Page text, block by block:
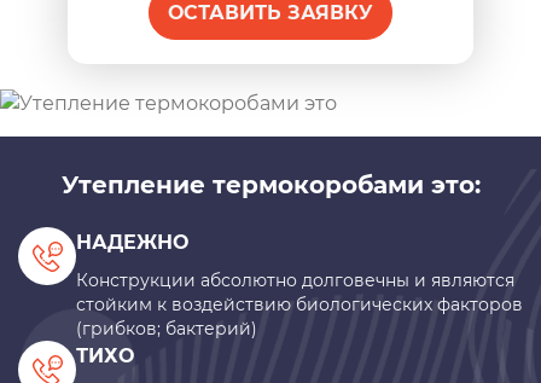
ОСТАВИТЬ ЗАЯВКУ
Утепление термокоробами это:
НАДЕЖНО
Конструкции абсолютно долговечны и являются
стойким к воздействию биологических факторов
(грибков; бактерий)
ТИХО